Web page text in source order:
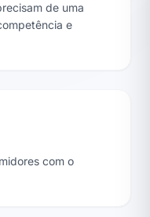
de uma
e
com o